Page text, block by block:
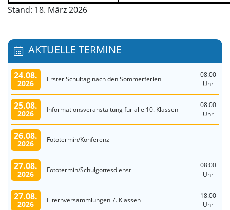
Stand: 18. März 2026
AKTUELLE TERMINE
24.08.
2026 Erster Schultag nach den Sommerferien
08:00
Uhr
25.08.
2026 Informationsveranstaltung für alle 10. Klassen
08:00
Uhr
26.08.
2026 Fototermin/Konferenz
27.08.
2026 Fototermin/Schulgottesdienst
08:00
Uhr
27.08.
2026 Elternversammlungen 7. Klassen
18:00
Uhr